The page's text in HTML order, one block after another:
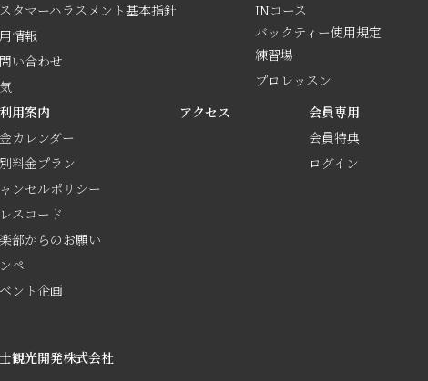
タマーハラスメント基本指針
情報
い合わせ
INコース
バックティー使用規定
練習場
プロレッスン
用案内
カレンダー
料金プラン
ンセルポリシー
スコード
部からのお願い
ペ
ント企画
アクセス
会員専用
会員特典
ログイン
観光開発株式会社